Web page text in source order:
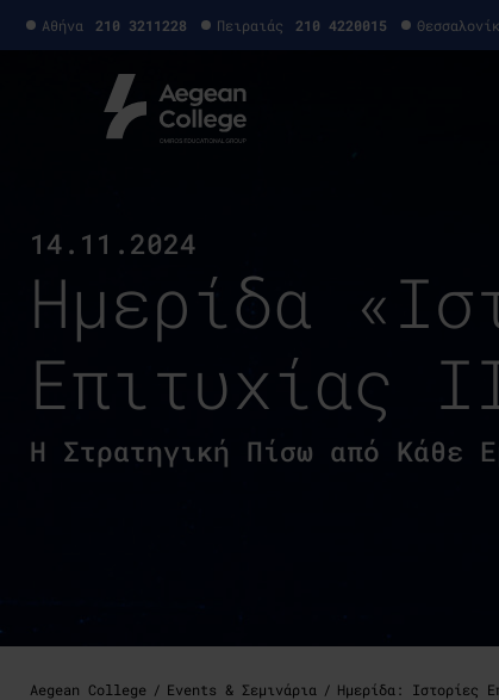
Αθήνα 210 3211228 Πειραιάς 210 4220015
14.11.2024
Ημερίδα
Επιτυχίας
Η Στρατηγική Πίσω από Κάθε
Aegean College Events & Σεμινάρια Ημερίδα: Ιστορίες